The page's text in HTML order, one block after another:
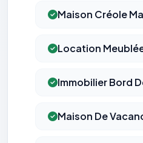
Maison Créole
Location
Immobilier Bord
Maison De